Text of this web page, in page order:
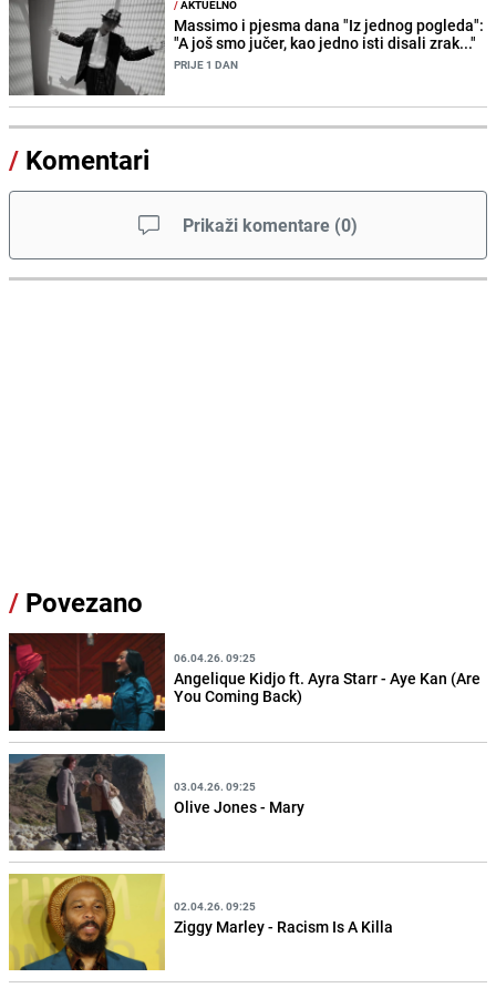
/AKTUELNO
Massimo i pjesma dana "Iz jednog pogleda":
"A još smo jučer, kao jedno isti disali zrak..."
PRIJE 1 DAN
/ Komentari
Prikaži komentare (0)
/ Povezano
06.04.26. 09:25
Angelique Kidjo ft. Ayra Starr - Aye Kan (Are
You Coming Back)
03.04.26. 09:25
Olive Jones - Mary
02.04.26. 09:25
Ziggy Marley - Racism Is A Killa